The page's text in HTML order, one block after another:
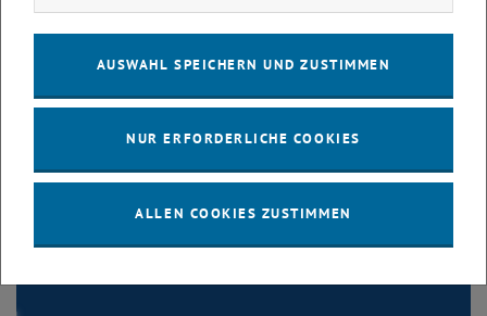
Sandra Müller
Bleiben Sie sich selbst treu, haben Sie Freude an dem, was
Sie tun, hören Sie allen zu, aber entscheiden Sie dann
AUSWAHL SPEICHERN UND ZUSTIMMEN
NUR ERFORDERLICHE COOKIES
ALLEN COOKIES ZUSTIMMEN